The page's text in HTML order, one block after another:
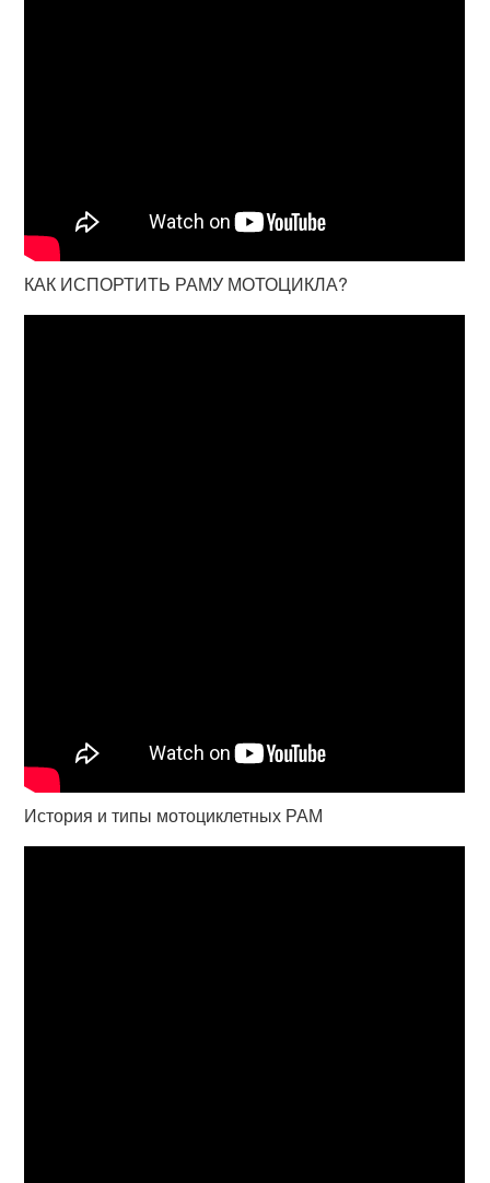
КАК ИСПОРТИТЬ РАМУ МОТОЦИКЛА?
История и типы мотоциклетных РАМ